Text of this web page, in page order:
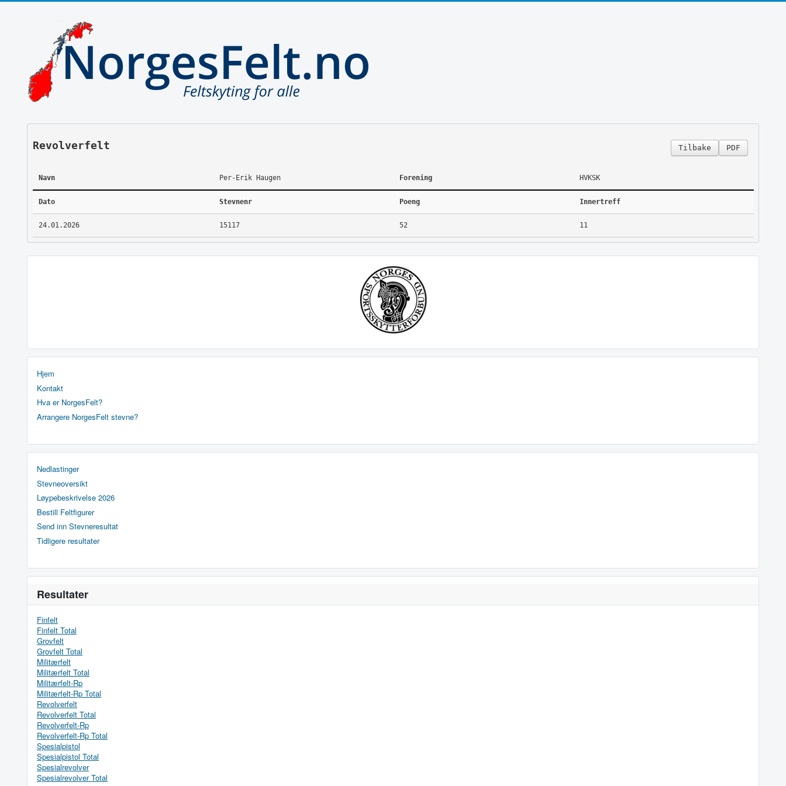
PDF
Tilbake
Revolverfelt
Navn Per-Erik Haugen Forening HVKSK
Dato Stevnenr Poeng Innertreff
24.01.2026 15117 52 11
Hjem
Kontakt
Hva er NorgesFelt?
Arrangere NorgesFelt stevne?
Nedlastinger
Stevneoversikt
Løypebeskrivelse 2026
Bestill Feltfigurer
Send inn Stevneresultat
Tidligere resultater
Resultater
Finfelt
Finfelt Total
Grovfelt
Grovfelt Total
Militærfelt
Militærfelt Total
Militærfelt-Rp
Militærfelt-Rp Total
Revolverfelt
Revolverfelt Total
Revolverfelt-Rp
Revolverfelt-Rp Total
Spesialpistol
Spesialpistol Total
Spesialrevolver
Spesialrevolver Total